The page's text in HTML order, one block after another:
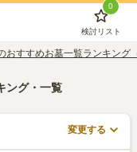
0
検討リスト
おすすめお墓一覧ランキング
ング・一覧
変更する